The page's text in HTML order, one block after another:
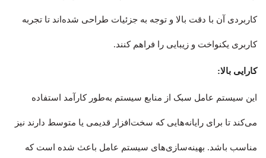
کاربردی آن با دقت بالا و توجه به جزئیات طراحی شده‌اند تا تجربه
کاربری یکنواخت و زیبایی را فراهم کنند.
کارایی بالا:
این سیستم‌ عامل سبک از منابع سیستم به‌طور کارآمد استفاده
می‌کند تا برای رایانه‌هایی که سخت‌افزار قدیمی یا متوسط دارند نیز
مناسب باشد. بهینه‌سازی‌های سیستم‌ عامل باعث شده است که